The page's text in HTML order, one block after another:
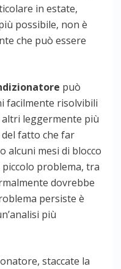
in estate,
possibile, non è
che può essere
può
facilmente risolvibili
altri leggermente più
fatto che far
alcuni mesi di blocco
problema, tra
dovrebbe
persiste è
più
staccate la